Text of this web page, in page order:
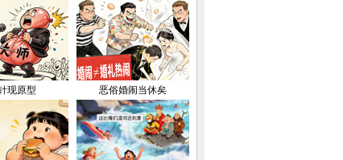
现原型 恶俗婚闹当休矣